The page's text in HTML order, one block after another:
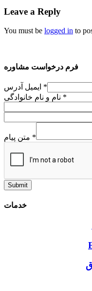
Leave a Reply
You must be logged in to
فرم درخواست مشاوره
*
*
*
Submit
خدمات